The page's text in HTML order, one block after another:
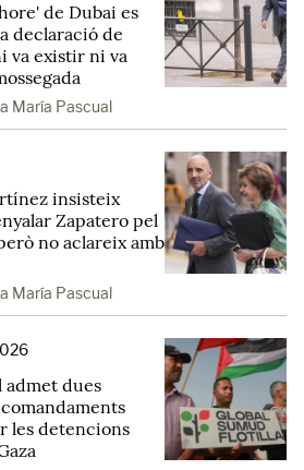
de Dubai es
declaració de
va existir ni va
María Pascual
insisteix
Zapatero pel
no aclareix amb
María Pascual
admet dues
les detencions